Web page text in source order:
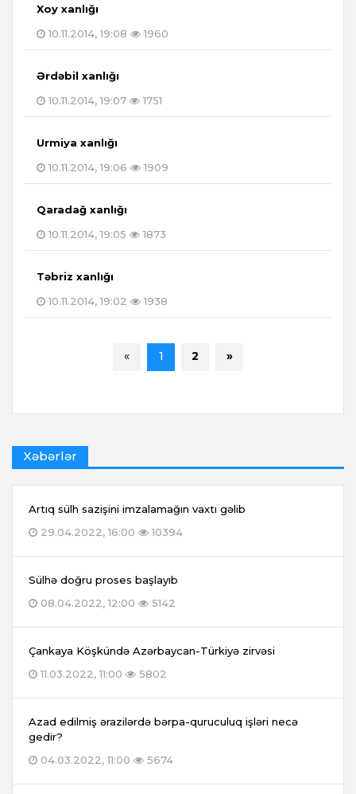
Xoy xanlığı
10.11.2014, 19:08
1960
Ərdəbil xanlığı
10.11.2014, 19:07
1751
Urmiya xanlığı
10.11.2014, 19:06
1909
Qaradağ xanlığı
10.11.2014, 19:05
1873
Təbriz xanlığı
10.11.2014, 19:02
1938
« 1 2 »
Xəbərlər
Artıq sülh sazişini imzalamağın vaxtı gəlib
29.04.2022, 16:00
10394
Sülhə doğru proses başlayıb
08.04.2022, 12:00
5142
Çankaya Köşkündə Azərbaycan-Türkiyə zirvəsi
11.03.2022, 11:00
5802
Azad edilmiş ərazilərdə bərpa-quruculuq işləri necə
gedir?
04.03.2022, 11:00
5674